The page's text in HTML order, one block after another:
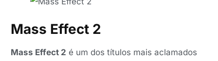
Mass Effect 2
Mass Effect 2 é um dos títulos mais aclamados